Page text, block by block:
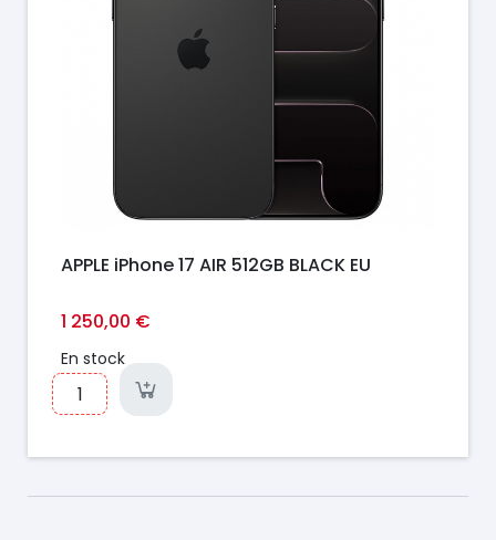
APPLE iPhone 17 AIR 512GB BLACK EU
1 250,00 €
En stock